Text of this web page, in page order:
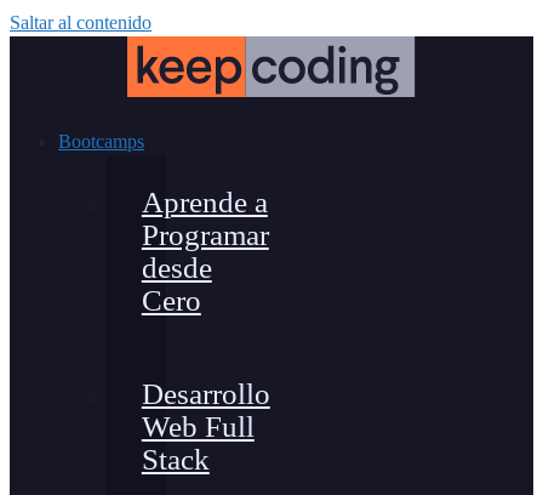
Saltar al contenido
Bootcamps
Aprende a
Programar
desde
Cero
Desarrollo
Web Full
Stack